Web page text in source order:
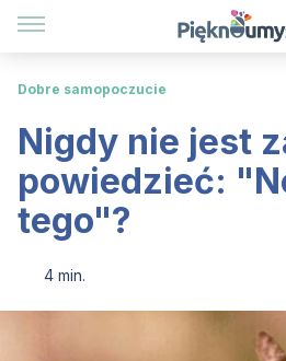
Dobre samopoczucie
Nigdy nie jest
powiedzieć:
tego"?
4 min.